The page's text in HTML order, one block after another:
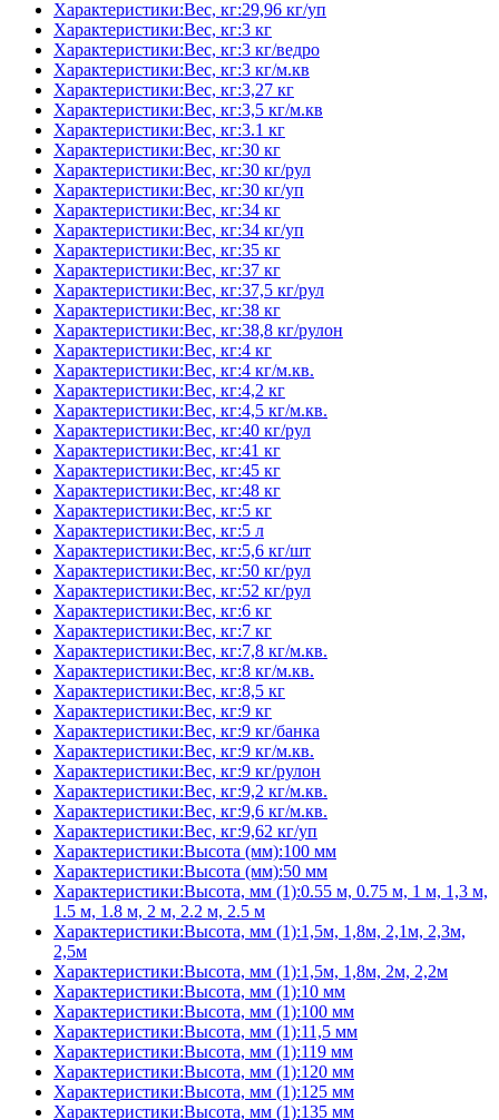
Характеристики:Вес, кг:29,96 кг/уп
Характеристики:Вес, кг:3 кг
Характеристики:Вес, кг:3 кг/ведро
Характеристики:Вес, кг:3 кг/м.кв
Характеристики:Вес, кг:3,27 кг
Характеристики:Вес, кг:3,5 кг/м.кв
Характеристики:Вес, кг:3.1 кг
Характеристики:Вес, кг:30 кг
Характеристики:Вес, кг:30 кг/рул
Характеристики:Вес, кг:30 кг/уп
Характеристики:Вес, кг:34 кг
Характеристики:Вес, кг:34 кг/уп
Характеристики:Вес, кг:35 кг
Характеристики:Вес, кг:37 кг
Характеристики:Вес, кг:37,5 кг/рул
Характеристики:Вес, кг:38 кг
Характеристики:Вес, кг:38,8 кг/рулон
Характеристики:Вес, кг:4 кг
Характеристики:Вес, кг:4 кг/м.кв.
Характеристики:Вес, кг:4,2 кг
Характеристики:Вес, кг:4,5 кг/м.кв.
Характеристики:Вес, кг:40 кг/рул
Характеристики:Вес, кг:41 кг
Характеристики:Вес, кг:45 кг
Характеристики:Вес, кг:48 кг
Характеристики:Вес, кг:5 кг
Характеристики:Вес, кг:5 л
Характеристики:Вес, кг:5,6 кг/шт
Характеристики:Вес, кг:50 кг/рул
Характеристики:Вес, кг:52 кг/рул
Характеристики:Вес, кг:6 кг
Характеристики:Вес, кг:7 кг
Характеристики:Вес, кг:7,8 кг/м.кв.
Характеристики:Вес, кг:8 кг/м.кв.
Характеристики:Вес, кг:8,5 кг
Характеристики:Вес, кг:9 кг
Характеристики:Вес, кг:9 кг/банка
Характеристики:Вес, кг:9 кг/м.кв.
Характеристики:Вес, кг:9 кг/рулон
Характеристики:Вес, кг:9,2 кг/м.кв.
Характеристики:Вес, кг:9,6 кг/м.кв.
Характеристики:Вес, кг:9,62 кг/уп
Характеристики:Высота (мм):100 мм
Характеристики:Высота (мм):50 мм
Характеристики:Высота, мм (1):0.55 м, 0.75 м, 1 м, 1,3 м,
1.5 м, 1.8 м, 2 м, 2.2 м, 2.5 м
Характеристики:Высота, мм (1):1,5м, 1,8м, 2,1м, 2,3м,
2,5м
Характеристики:Высота, мм (1):1,5м, 1,8м, 2м, 2,2м
Характеристики:Высота, мм (1):10 мм
Характеристики:Высота, мм (1):100 мм
Характеристики:Высота, мм (1):11,5 мм
Характеристики:Высота, мм (1):119 мм
Характеристики:Высота, мм (1):120 мм
Характеристики:Высота, мм (1):125 мм
Характеристики:Высота, мм (1):135 мм